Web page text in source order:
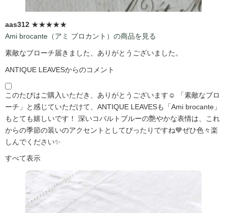
aas312 ★★★★★
Ami brocante（アミ ブロカント）の商品を見る
素敵なブローチ届きました、ありがとうございました。
ANTIQUE LEAVESからのコメント
このたびはご購入いただき、ありがとうございます☺️ 「素敵なブロ
ーチ」と感じていただけて、ANTIQUE LEAVESも「Ami brocante」
もとても嬉しいです！ 深いコバルトブルーの艶やかな表情は、これ
からの季節の装いのアクセントとしてぴったりですね💙ぜひ色々楽
しんでください✨
すべて表示